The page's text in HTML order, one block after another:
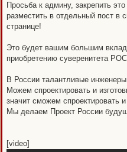
е
с
о
о
е
н
и
Просьба к админу, закрепить
разместить в отдельный пост в
странице!
Это будет вашим большим
приобретению суверенитета
В России талантливые
Можем спроектировать и
значит сможем спроектировать
Мы делаем Проект России
[video]